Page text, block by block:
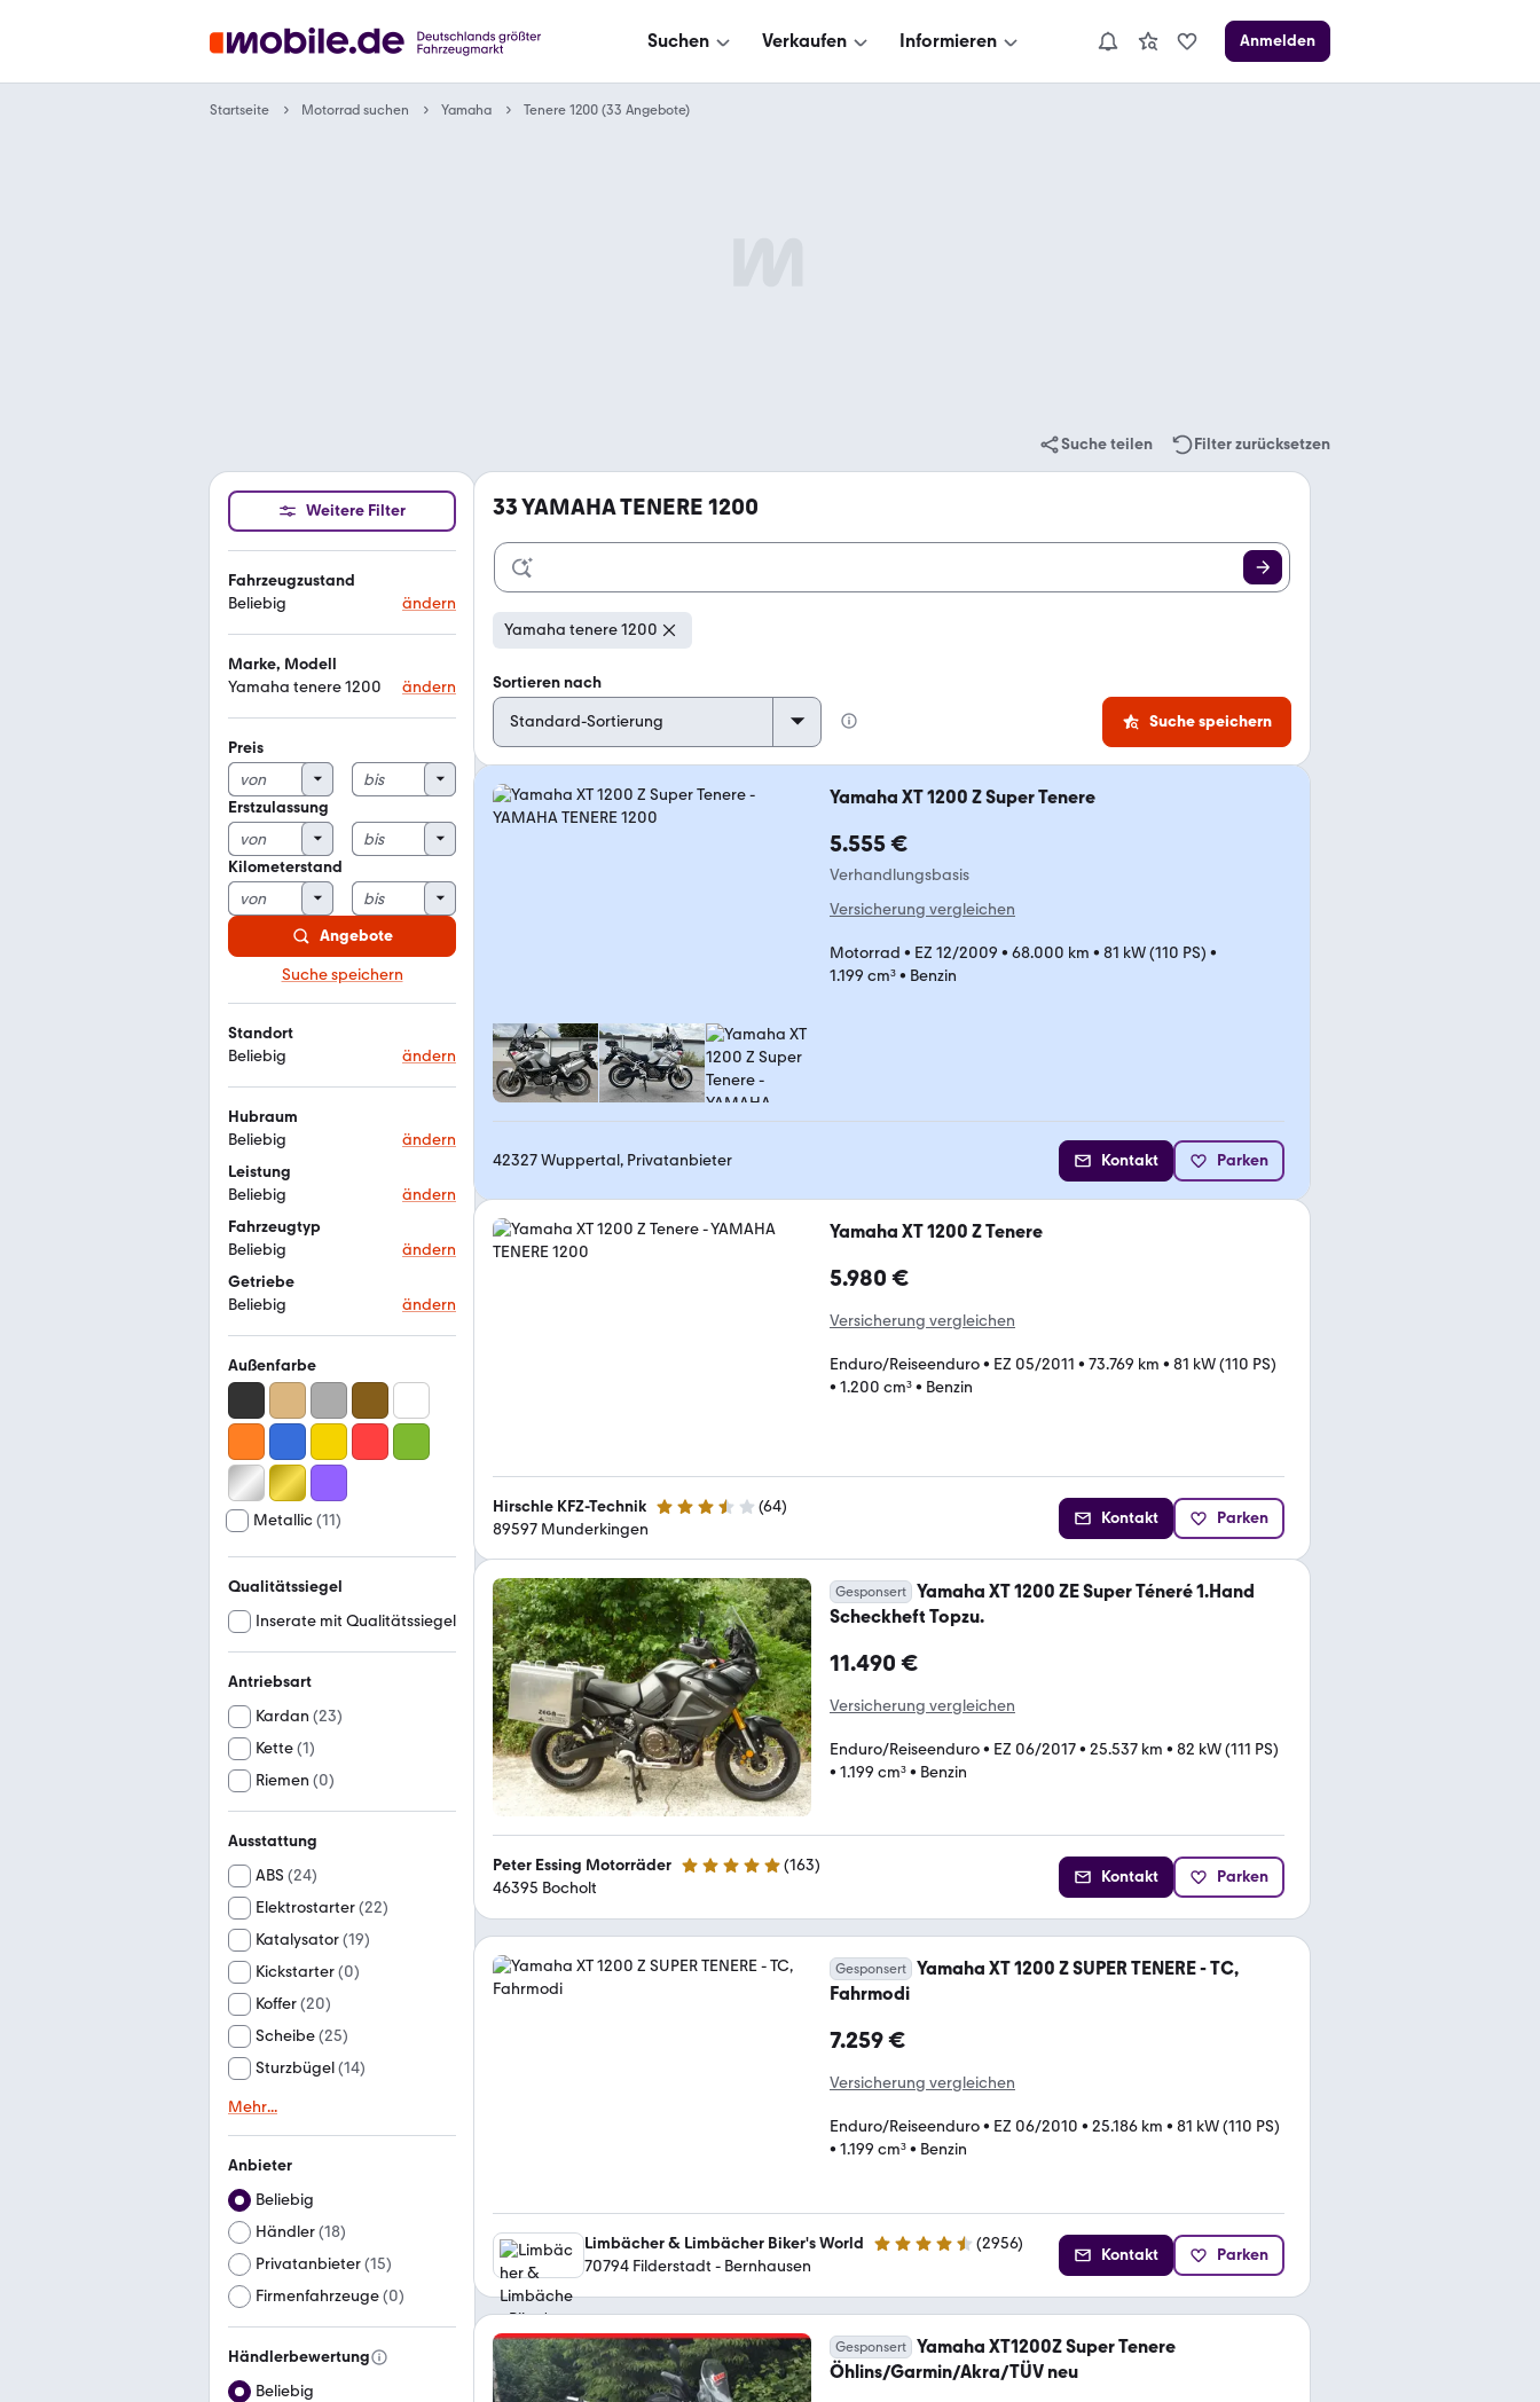
Suchen Verkaufen Informieren Anmelden
Startseite Motorrad suchen Yamaha Tenere 1200 (33 Angebote)
Suche teilen Filter zurücksetzen
Weitere Filter
Fahrzeugzustand
Beliebig
ändern
Marke, Modell
Yamaha tenere 1200
ändern
Preis
Erstzulassung
Kilometerstand
Angebote
Suche speichern
Standort
Beliebig
ändern
Hubraum
Beliebig
ändern
Leistung
Beliebig
ändern
Fahrzeugtyp
Beliebig
ändern
Getriebe
Beliebig
ändern
Außenfarbe
Metallic(11)
Qualitätssiegel
Inserate mit Qualitätssiegel
Antriebsart
Kardan (23)
Kette(1)
Riemen (0)
Ausstattung
ABS (24)
Elektrostarter(22)
Katalysator(19)
Kickstarter(0)
Koffer(20)
Scheibe(25)
Sturzbügel(14)
Mehr...
Anbieter
Beliebig
Händler(18)
Privatanbieter(15)
Firmenfahrzeuge(0)
Händlerbewertung
Beliebig
33YAMAHA TENERE 1200
Yamaha tenere 1200
Sortieren nach
Suche speichern
Yamaha XT 1200 Z Super Tenere
5.555 €
Verhandlungsbasis
Versicherung vergleichen
Motorrad • EZ 12/2009 • 68.000 km • 81 kW (110 PS) •
1.199 cm³• Benzin
42327 Wuppertal, Privatanbieter Kontakt Parken
Yamaha XT 1200 Z Tenere
5.980 €
Versicherung vergleichen
Enduro/Reiseenduro• EZ 05/2011 • 73.769 km • 81 kW (110 PS)
• 1.200 cm³• Benzin
Hirschle KFZ-Technik 3.3 Sterne (64)
89597 Munderkingen
Kontakt Parken
Gesponsert
Yamaha XT 1200 ZE Super Téneré 1.Hand
Scheckheft Topzu.
11.490 €
Versicherung vergleichen
Enduro/Reiseenduro• EZ 06/2017• 25.537 km • 82 kW (111 PS)
• 1.199 cm³• Benzin
Peter Essing Motorräder 5 Sterne (163)
46395 Bocholt
Kontakt Parken
Gesponsert
Yamaha XT 1200 Z SUPER TENERE - TC,
Fahrmodi
7.259 €
Versicherung vergleichen
Enduro/Reiseenduro• EZ 06/2010 • 25.186 km • 81 kW (110 PS)
• 1.199 cm³• Benzin
Limbächer & Limbächer Biker's World 4.7 Sterne (2956)
70794 Filderstadt - Bernhausen
Kontakt Parken
Gesponsert
Yamaha XT1200Z Super Tenere
Öhlins/Garmin/Akra/TÜV neu